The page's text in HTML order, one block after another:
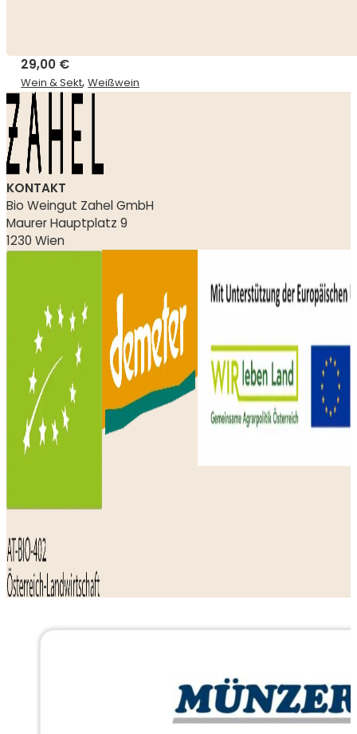
29,00 €
Wein & Sekt,Weißwein
KONTAKT
Bio Weingut Zahel GmbH
Maurer Hauptplatz 9
1230 Wien